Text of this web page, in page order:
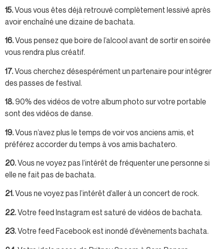
15.Vous vous êtes déjà retrouvé complètement lessivé après
avoir enchaîné une dizaine de bachata.
16.Vous pensez que boire de l’alcool avant de sortir en soirée
vous rendra plus créatif.
17.Vous cherchez désespérément un partenaire pour intégrer
des passes de festival.
18.90% des vidéos de votre album photo sur votre portable
sont des vidéos de danse.
19.Vous n’avez plus le temps de voir vos anciens amis, et
préférez accorder du temps à vos amis bachatero.
20.Vous ne voyez pas l’intérêt de fréquenter une personne si
elle ne fait pas de bachata.
21.Vous ne voyez pas l’intérêt d’aller à un concert de rock.
22.Votre feed Instagram est saturé de vidéos de bachata.
23.Votre feed Facebook est inondé d’évènements bachata.